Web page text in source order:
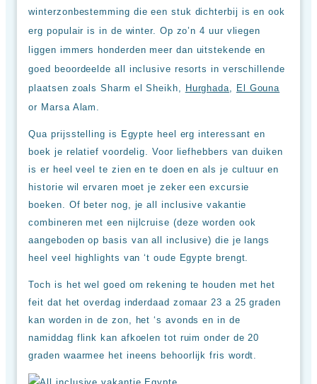
winterzonbestemming die een stuk dichterbij is en ook
erg populair is in de winter. Op zo’n 4 uur vliegen
liggen immers honderden meer dan uitstekende en
goed beoordeelde all inclusive resorts in verschillende
plaatsen zoals Sharm el Sheikh, Hurghada, El Gouna
or Marsa Alam.
Qua prijsstelling is Egypte heel erg interessant en
boek je relatief voordelig. Voor liefhebbers van duiken
is er heel veel te zien en te doen en als je cultuur en
historie wil ervaren moet je zeker een excursie
boeken. Of beter nog, je all inclusive vakantie
combineren met een nijlcruise (deze worden ook
aangeboden op basis van all inclusive) die je langs
heel veel highlights van ‘t oude Egypte brengt.
Toch is het wel goed om rekening te houden met het
feit dat het overdag inderdaad zomaar 23 a 25 graden
kan worden in de zon, het ‘s avonds en in de
namiddag flink kan afkoelen tot ruim onder de 20
graden waarmee het ineens behoorlijk fris wordt.